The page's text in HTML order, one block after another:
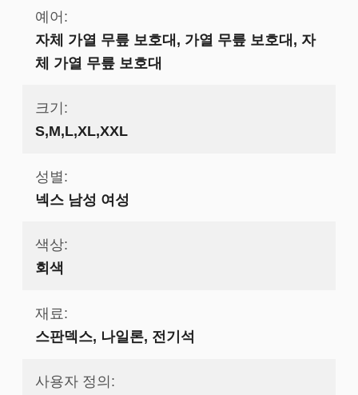
예어:
자체 가열 무릎 보호대, 가열 무릎 보호대, 자
체 가열 무릎 보호대
크기:
S,M,L,XL,XXL
성별:
넥스 남성 여성
색상:
회색
재료:
스판덱스, 나일론, 전기석
사용자 정의: